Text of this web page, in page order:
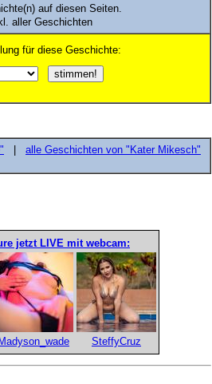
auf diesen Seiten.
aller Geschichten
für diese Geschichte:
alle Geschichten von "Kater Mikesch"
jetzt LIVE mit webcam:
Madyson_wade SteffyCruz